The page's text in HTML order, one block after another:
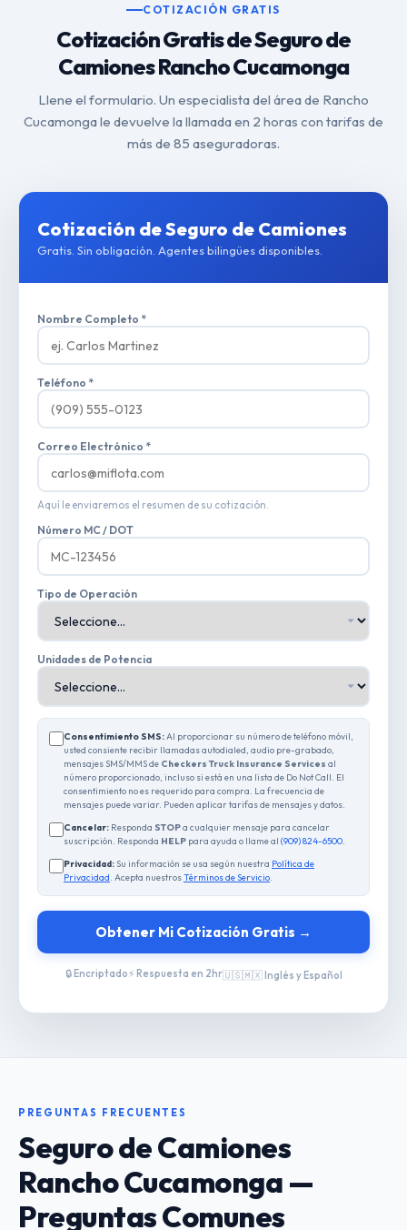
COTIZACIÓN GRATIS
Cotización Gratis de Seguro de
Camiones Rancho Cucamonga
Llene el formulario. Un especialista del área de Rancho
Cucamonga le devuelve la llamada en 2 horas con tarifas de
más de 85 aseguradoras.
Cotización de Seguro de Camiones
Gratis. Sin obligación. Agentes bilingües disponibles.
Nombre Completo *
Teléfono *
Correo Electrónico *
Aquí le enviaremos el resumen de su cotización.
Número MC / DOT
Tipo de Operación
Unidades de Potencia
Consentimiento SMS:Al proporcionar su número de teléfono móvil,
usted consiente recibir llamadas autodialed, audio pre-grabado,
mensajes SMS/MMS de Checkers Truck Insurance Services al
número proporcionado, incluso si está en una lista de Do Not Call. El
consentimiento no es requerido para compra. La frecuencia de
mensajes puede variar. Pueden aplicar tarifas de mensajes y datos.
Cancelar: Responda STOPa cualquier mensaje para cancelar
suscripción. Responda HELP para ayuda o llame al (909) 824-6500.
Privacidad: Su información se usa según nuestra Política de
Privacidad. Acepta nuestrosTérminos de Servicio.
Obtener Mi Cotización Gratis →
🔒 Encriptado⚡ Respuesta en 2hr🇺🇸🇲🇽 Inglés y Español
PREGUNTAS FRECUENTES
Seguro de Camiones
Rancho Cucamonga —
Preguntas Comunes